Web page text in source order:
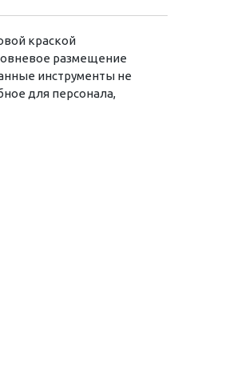
краской
размещение
инструменты не
для персонала,